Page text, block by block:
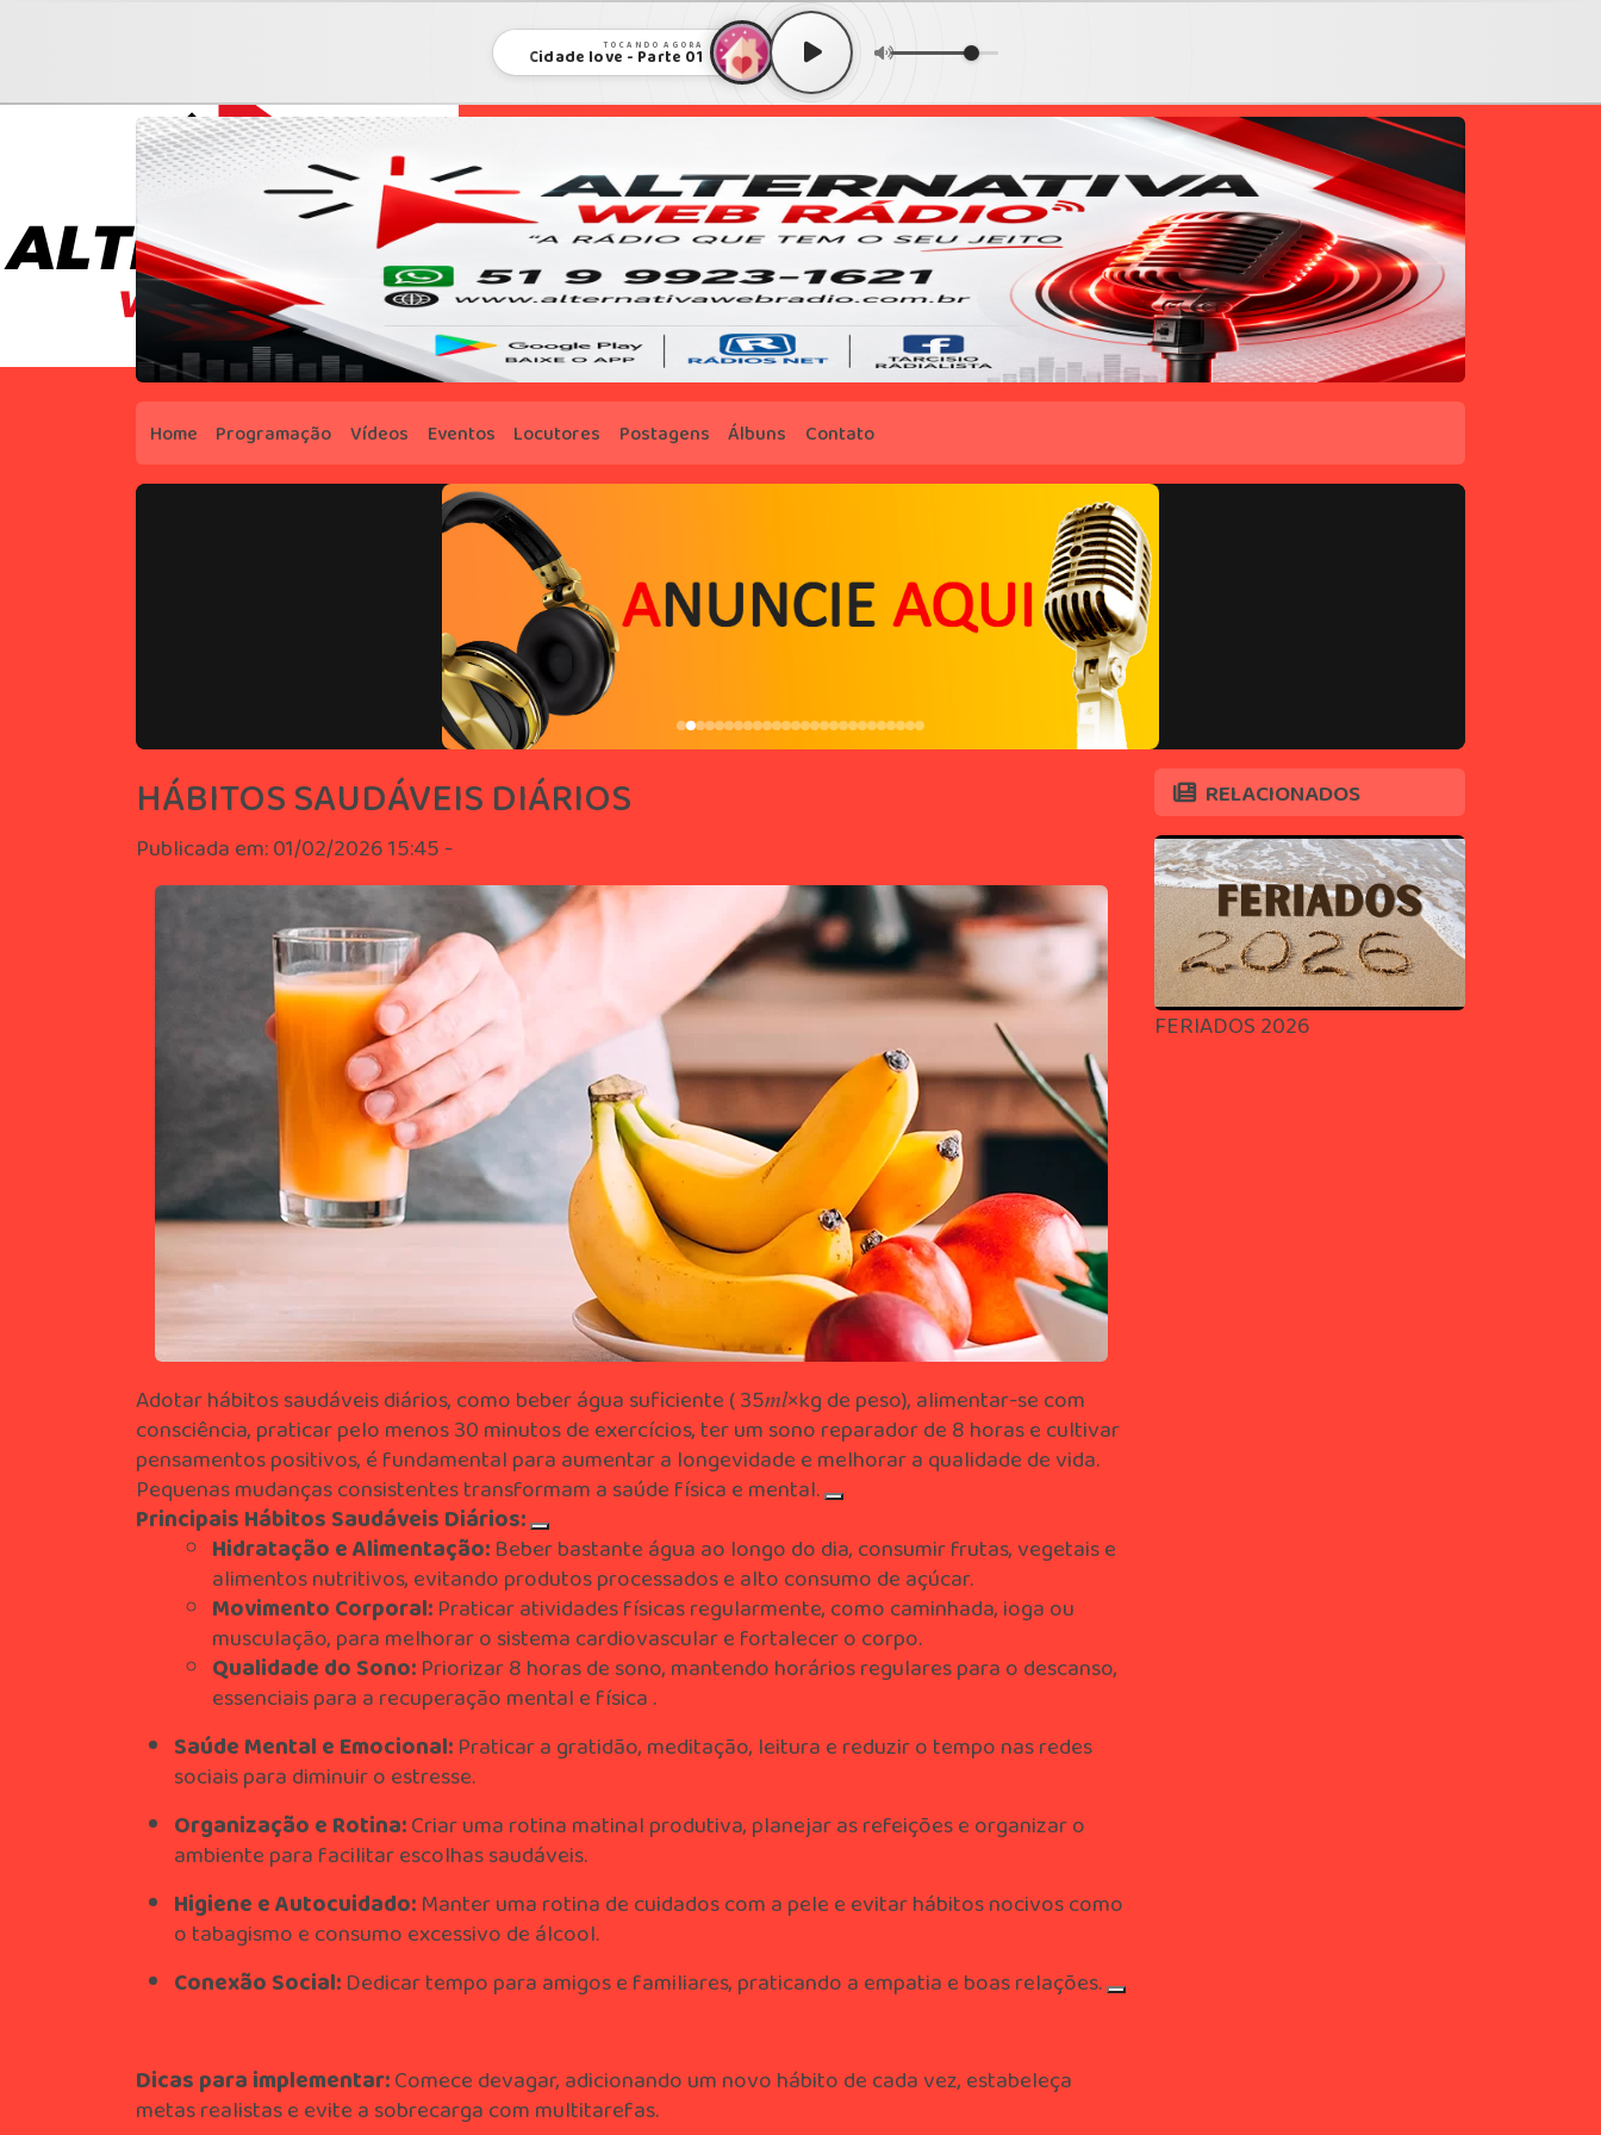
TOCANDO AGORA
Cidade love - Parte 01
Home Programação Vídeos Eventos Locutores Postagens Álbuns Contato
HÁBITOS SAUDÁVEIS DIÁRIOS
Publicada em: 01/02/2026 15:45 -
Adotar hábitos saudáveis diários, como beber água suficiente (35ml×kg35
m l cross
kg
35𝑚𝑙×kgde peso), alimentar-se com
consciência, praticar pelo menos 30 minutos de exercícios, ter um sono reparador de 8 horas e cultivar
pensamentos positivos, é fundamental para aumentar a longevidade e melhorar a qualidade de vida.
Pequenas mudanças consistentes transformam a saúde física e mental.
Principais Hábitos Saudáveis Diários:
Hidratação e Alimentação:Beber bastante água ao longo do dia, consumir frutas, vegetais e
alimentos nutritivos, evitando produtos processados e alto consumo de açúcar.
Movimento Corporal:Praticar atividades físicas regularmente, como caminhada, ioga ou
musculação, para melhorar o sistema cardiovascular e fortalecer o corpo.
Qualidade do Sono:Priorizar 8 horas de sono, mantendo horários regulares para o descanso,
essenciais para a recuperação mental e física.
Saúde Mental e Emocional:Praticar a gratidão, meditação, leitura e reduzir o tempo nas redes
sociais para diminuir o estresse.
Organização e Rotina:Criar uma rotina matinal produtiva, planejar as refeições e organizar o
ambiente para facilitar escolhas saudáveis.
Higiene e Autocuidado:Manter uma rotina de cuidados com a pele e evitar hábitos nocivos como
o tabagismo e consumo excessivo de álcool.
Conexão Social:Dedicar tempo para amigos e familiares, praticando a empatia e boas relações.
Dicas para implementar:Comece devagar, adicionando um novo hábito de cada vez, estabeleça
metas realistas e evite a sobrecarga com multitarefas.
RELACIONADOS
FERIADOS 2026